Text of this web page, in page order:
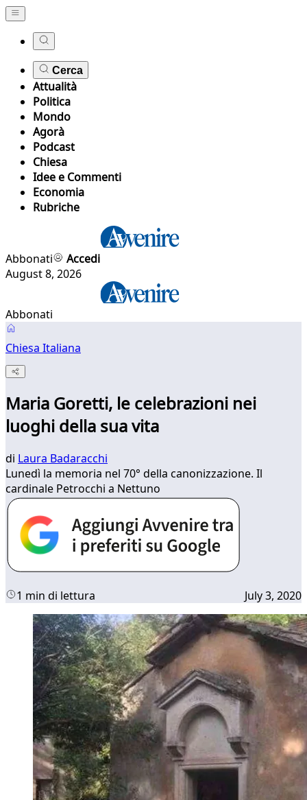
Cerca
Attualità
Politica
Mondo
Agorà
Podcast
Chiesa
Idee e Commenti
Economia
Rubriche
Abbonati
Accedi
August 8, 2026
Abbonati
Chiesa Italiana
Maria Goretti, le celebrazioni nei
luoghi della sua vita
di Laura Badaracchi
Lunedì la memoria nel 70° della canonizzazione. Il
cardinale Petrocchi a Nettuno
1 min di lettura July 3, 2020